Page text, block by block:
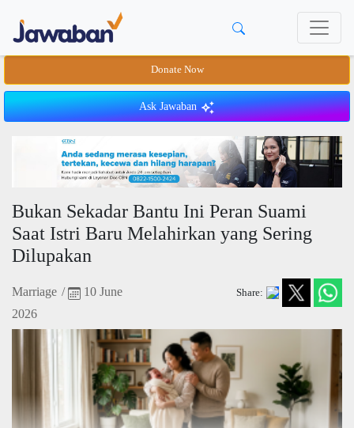
Donate Now
Ask Jawaban
Bukan Sekadar Bantu Ini Peran Suami
Saat Istri Baru Melahirkan yang Sering
Dilupakan
Marriage /
10 June
2026
Share: